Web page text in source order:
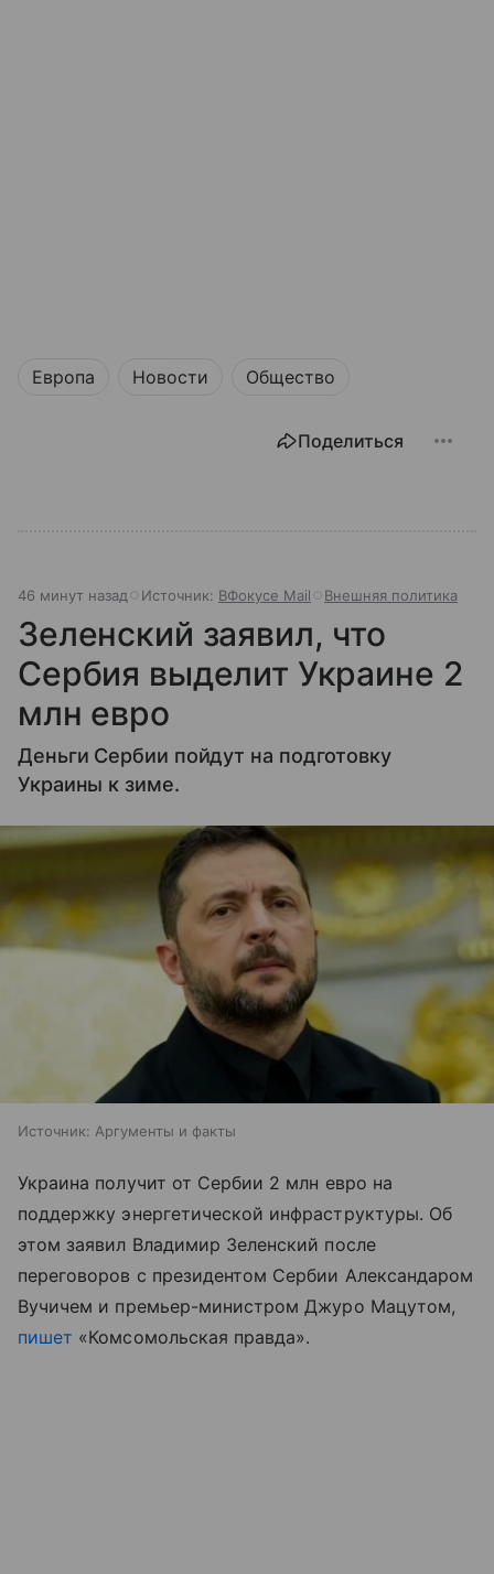
Европа Новости Общество
Поделиться
46 минут назад Источник: ВФокусе Mail Внешняя политика
Зеленский заявил, что
Сербия выделит Украине 2
млн евро
Деньги Сербии пойдут на подготовку
Украины к зиме.
Источник: Аргументы и факты
Украина получит от Сербии 2 млн евро на
поддержку энергетической инфраструктуры. Об
этом заявил Владимир Зеленский после
переговоров с президентом Сербии Александаром
Вучичем и премьер-министром Джуро Мацутом,
пишет «Комсомольская правда».